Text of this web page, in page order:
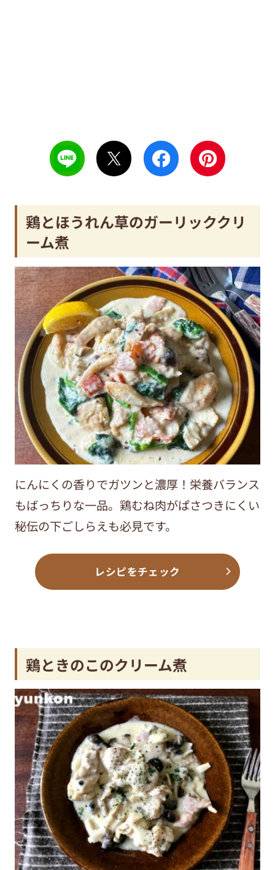
鶏とほうれん草のガーリッククリ
ーム煮
にんにくの香りでガツンと濃厚！栄養バランス
もばっちりな一品。鶏むね肉がぱさつきにくい
秘伝の下ごしらえも必見です。
レシピをチェック
鶏ときのこのクリーム煮